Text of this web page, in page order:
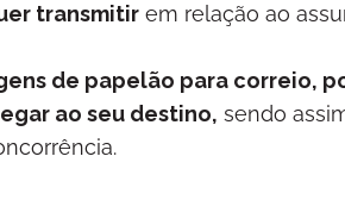
transmitirem relação ao
de papelão para correio,
ao seu destino, sendo